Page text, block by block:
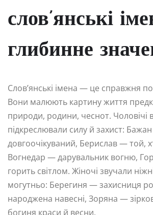
слов’янські
глибинне
Слов’янські імена — це справжня
Вони малюють картину життя
природи, родини, чеснот. Чоловічі
підкреслювали силу й захист:
довгоочікуваний, Берислав — той,
Вогнедар — дарувальник вогню,
горить світлом. Жіночі звучали
могутньо: Берегиня — захисниця
народжена навесні, Зоряна —
богиня краси й весни.